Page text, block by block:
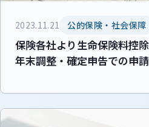
2023.11.21 公的保険・社会保障
保険各社より生命保険料控
年末調整・確定申告での申